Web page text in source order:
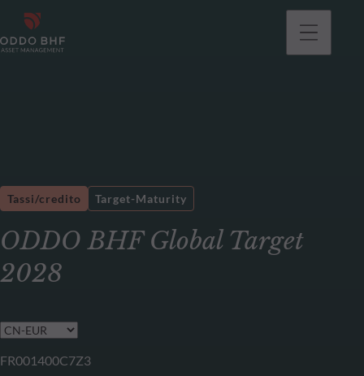
ODDO BHF Global Target
2028
Tassi/credito Target-Maturity
FR001400C7Z3